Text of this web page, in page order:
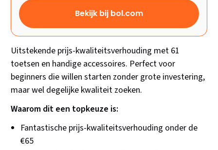
Bekijk bij bol.com
Uitstekende prijs-kwaliteitsverhouding met 61
toetsen en handige accessoires. Perfect voor
beginners die willen starten zonder grote investering,
maar wel degelijke kwaliteit zoeken.
Waarom dit een topkeuze is:
Fantastische prijs-kwaliteitsverhouding onder de
€65